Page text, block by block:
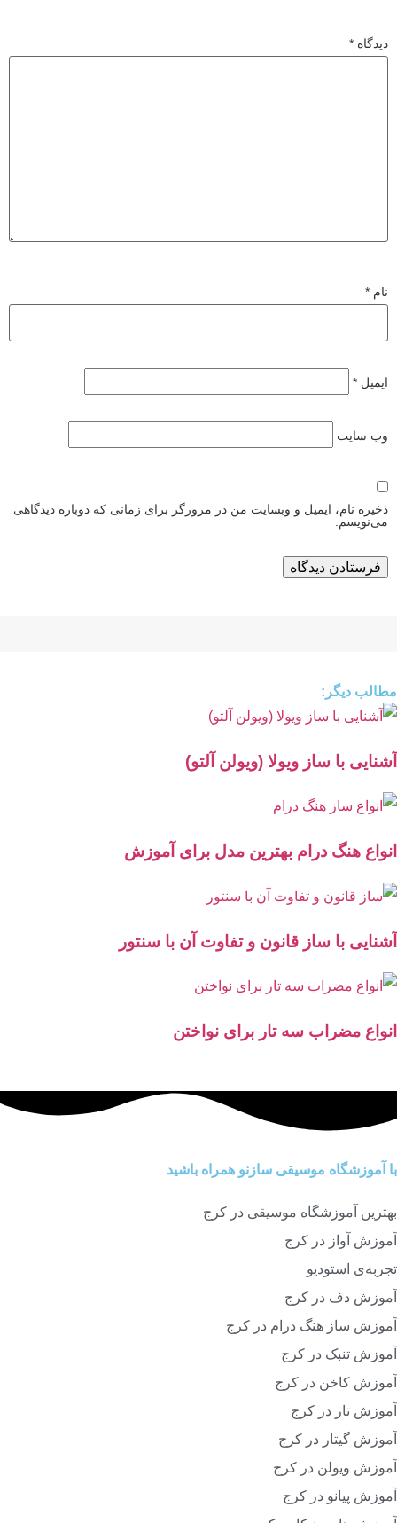
دیدگاه *
نام *
ایمیل *
وب‌ سایت
ذخیره نام، ایمیل و وبسایت من در مرورگر برای زمانی که دوباره دیدگاهی
می‌نویسم.
مطالب دیگر:
آشنایی با ساز ویولا (ویولن آلتو)
انواع هنگ درام بهترین مدل برای آموزش
آشنایی با ساز قانون و تفاوت آن با سنتور
انواع مضراب سه تار برای نواختن
با آموزشگاه موسیقی سازنو همراه باشید
بهترین آموزشگاه موسیقی در کرج
آموزش آواز در کرج
تجربه‌ی استودیو
آموزش دف در کرج
آموزش ساز هنگ درام در کرج
آموزش تنبک در کرج
آموزش کاخن در کرج
آموزش تار در کرج
آموزش گیتار در کرج
آموزش ویولن در کرج
آموزش پیانو در کرج